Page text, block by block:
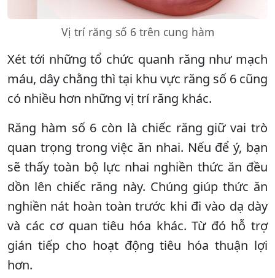
Vị trí răng số 6 trên cung hàm
Xét tới những tổ chức quanh răng như mạch
máu, dây chằng thì tại khu vực răng số 6 cũng
có nhiều hơn những vị trí răng khác.
Răng hàm số 6 còn là chiếc răng giữ vai trò
quan trọng trong việc ăn nhai. Nếu để ý, bạn
sẽ thấy toàn bộ lực nhai nghiền thức ăn đều
dồn lên chiếc răng này. Chúng giúp thức ăn
nghiền nát hoàn toàn trước khi đi vào dạ dày
và các cơ quan tiêu hóa khác. Từ đó hỗ trợ
gián tiếp cho hoạt động tiêu hóa thuận lợi
hơn.